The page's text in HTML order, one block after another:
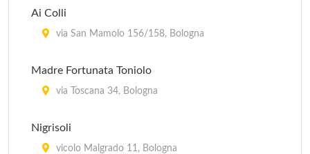
Ai Colli
via San Mamolo 156/158, Bologna
Madre Fortunata Toniolo
via Toscana 34, Bologna
Nigrisoli
vicolo Malgrado 11, Bologna